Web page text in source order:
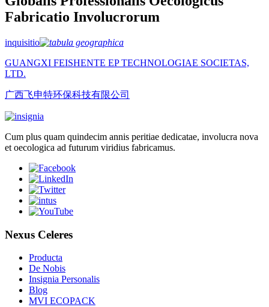
Fabricatio Involucrorum
inquisitio
GUANGXI FEISHENTE EP TECHNOLOGIAE SOCIETAS,
LTD.
广西飞申特环保科技有限公司
Cum plus quam quindecim annis peritiae dedicatae, involucra nova
et oecologica ad futurum viridius fabricamus.
Nexus Celeres
Producta
De Nobis
Insignia Personalis
Blog
MVI ECOPACK